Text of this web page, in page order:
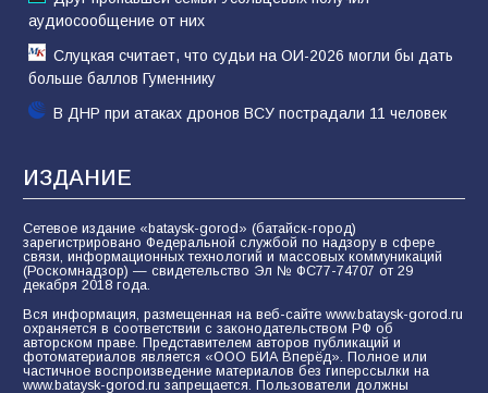
аудиосообщение от них
Слуцкая считает, что судьи на ОИ-2026 могли бы дать
больше баллов Гуменнику
В ДНР при атаках дронов ВСУ пострадали 11 человек
ИЗДАНИЕ
Сетевое издание «bataysk-gorod» (батайск-город)
зарегистрировано Федеральной службой по надзору в сфере
связи, информационных технологий и массовых коммуникаций
(Роскомнадзор) — свидетельство Эл № ФС77-74707 от 29
декабря 2018 года.
Вся информация, размещенная на веб-сайте www.bataysk-gorod.ru
охраняется в соответствии с законодательством РФ об
авторском праве. Представителем авторов публикаций и
фотоматериалов является «ООО БИА Вперёд». Полное или
частичное воспроизведение материалов без гиперссылки на
www.bataysk-gorod.ru запрещается. Пользователи должны